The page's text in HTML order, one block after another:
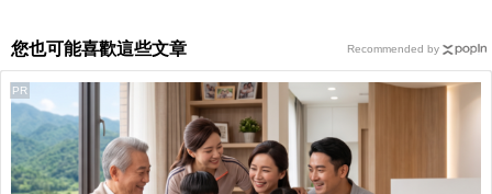
您也可能喜歡這些文章
PR
Recommended by